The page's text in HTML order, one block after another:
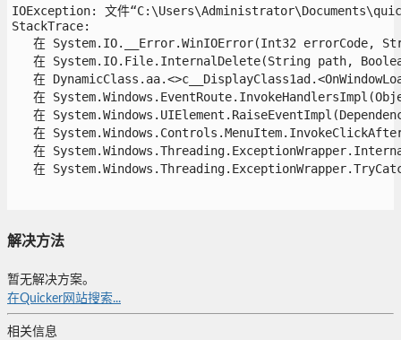
IOException: 文件
StackTrace:
在 System.IO.__Error.WinIOError(Int32 errorCode,
在 System.IO.File.InternalDelete(String path,
在
在
在
在
在
在
解决方法
暂无解决方案。
在Quicker网站搜索...
相关信息